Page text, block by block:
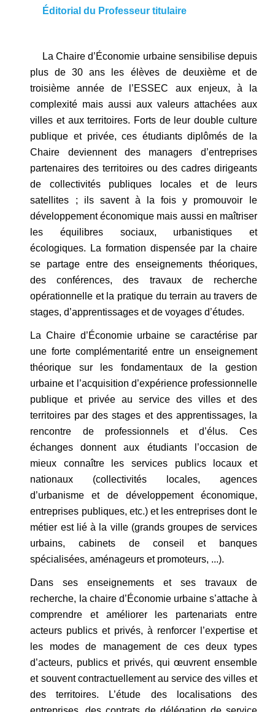
Éditorial du Professeur titulaire
La Chaire d’Économie urbaine sensibilise depuis
plus de 30 ans les élèves de deuxième et de
troisième année de l’ESSEC aux enjeux, à la
complexité mais aussi aux valeurs attachées aux
villes et aux territoires. Forts de leur double culture
publique et privée, ces étudiants diplômés de la
Chaire deviennent des managers d’entreprises
partenaires des territoires ou des cadres dirigeants
de collectivités publiques locales et de leurs
satellites ; ils savent à la fois y promouvoir le
développement économique mais aussi en maîtriser
les équilibres sociaux, urbanistiques et
écologiques. La formation dispensée par la chaire
se partage entre des enseignements théoriques,
des conférences, des travaux de recherche
opérationnelle et la pratique du terrain au travers de
stages, d’apprentissages et de voyages d’études.
La Chaire d’Économie urbaine se caractérise par
une forte complémentarité entre un enseignement
théorique sur les fondamentaux de la gestion
urbaine et l’acquisition d’expérience professionnelle
publique et privée au service des villes et des
territoires par des stages et des apprentissages, la
rencontre de professionnels et d’élus. Ces
échanges donnent aux étudiants l’occasion de
mieux connaître les services publics locaux et
nationaux (collectivités locales, agences
d’urbanisme et de développement économique,
entreprises publiques, etc.) et les entreprises dont le
métier est lié à la ville (grands groupes de services
urbains, cabinets de conseil et banques
spécialisées, aménageurs et promoteurs, ...).
Dans ses enseignements et ses travaux de
recherche, la chaire d’Économie urbaine s’attache à
comprendre et améliorer les partenariats entre
acteurs publics et privés, à renforcer l’expertise et
les modes de management de ces deux types
d’acteurs, publics et privés, qui œuvrent ensemble
et souvent contractuellement au service des villes et
des territoires. L’étude des localisations des